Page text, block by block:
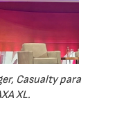
Casualty para
XL.